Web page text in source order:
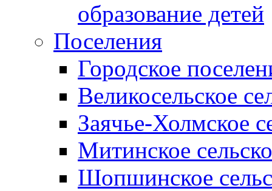
образование детей
Поселения
Городское
Великосельское
Заячье-Холмское
Митинское
Шопшинское